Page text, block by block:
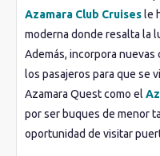
Azamara Club Cruises le
moderna donde resalta la
Además, incorpora
los pasajeros para que se
Azamara Quest como el
por ser buques de menor
oportunidad de visitar